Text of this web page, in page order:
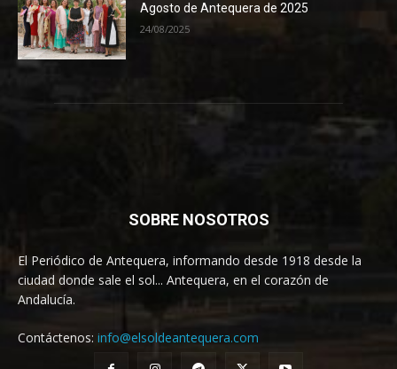
Agosto de Antequera de 2025
24/08/2025
SOBRE NOSOTROS
El Periódico de Antequera, informando desde 1918 desde la
ciudad donde sale el sol... Antequera, en el corazón de
Andalucía.
Contáctenos: info@elsoldeantequera.com